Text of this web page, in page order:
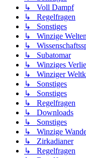
↳ Voll Dampf
↳ Regelfragen
↳ Sonstiges
↳ Winzige Welten
↳
↳ Subatomar
↳ Winziges
↳ Winziger
↳ Sonstiges
↳ Sonstiges
↳ Regelfragen
↳ Downloads
↳ Sonstiges
↳ Winzige
↳ Zirkadianer
↳ Regelfragen